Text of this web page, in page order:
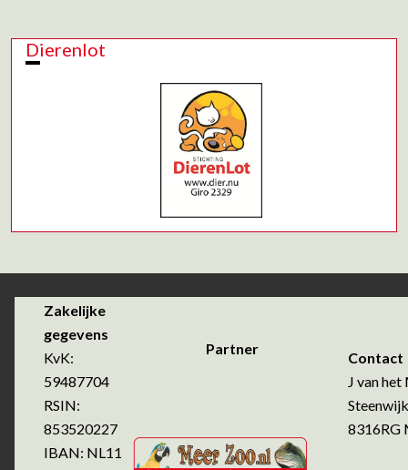
Dierenlot
Zakelijke
gegevens
KvK:
59487704
RSIN:
853520227
IBAN: NL11
Partner
Contact
J van het
8316RG